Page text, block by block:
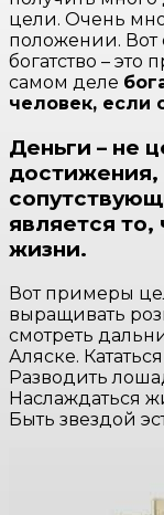
цели. Очень
положении. Вот
богатство –
самом деле
человек, если
Деньги – не
достижения,
является то,
жизни.
Вот примеры
выращивать
смотреть
Аляске.
Разводить
Наслаждаться
Быть звездой